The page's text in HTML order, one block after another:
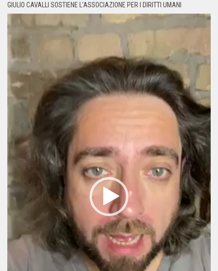
GIULIO CAVALLI SOSTIENE L’ASSOCIAZIONE PER I DIRITTI UMANI
Player